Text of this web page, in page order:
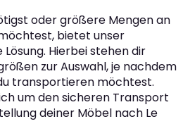
oder größere Mengen an
bietet unser
Hierbei stehen dir
zur Auswahl, je nachdem
transportieren möchtest.
um den sicheren Transport
deiner Möbel nach Le